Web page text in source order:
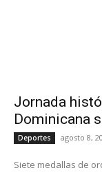
Jornada
Dominicana
Deportes agosto 8,
Siete medallas de